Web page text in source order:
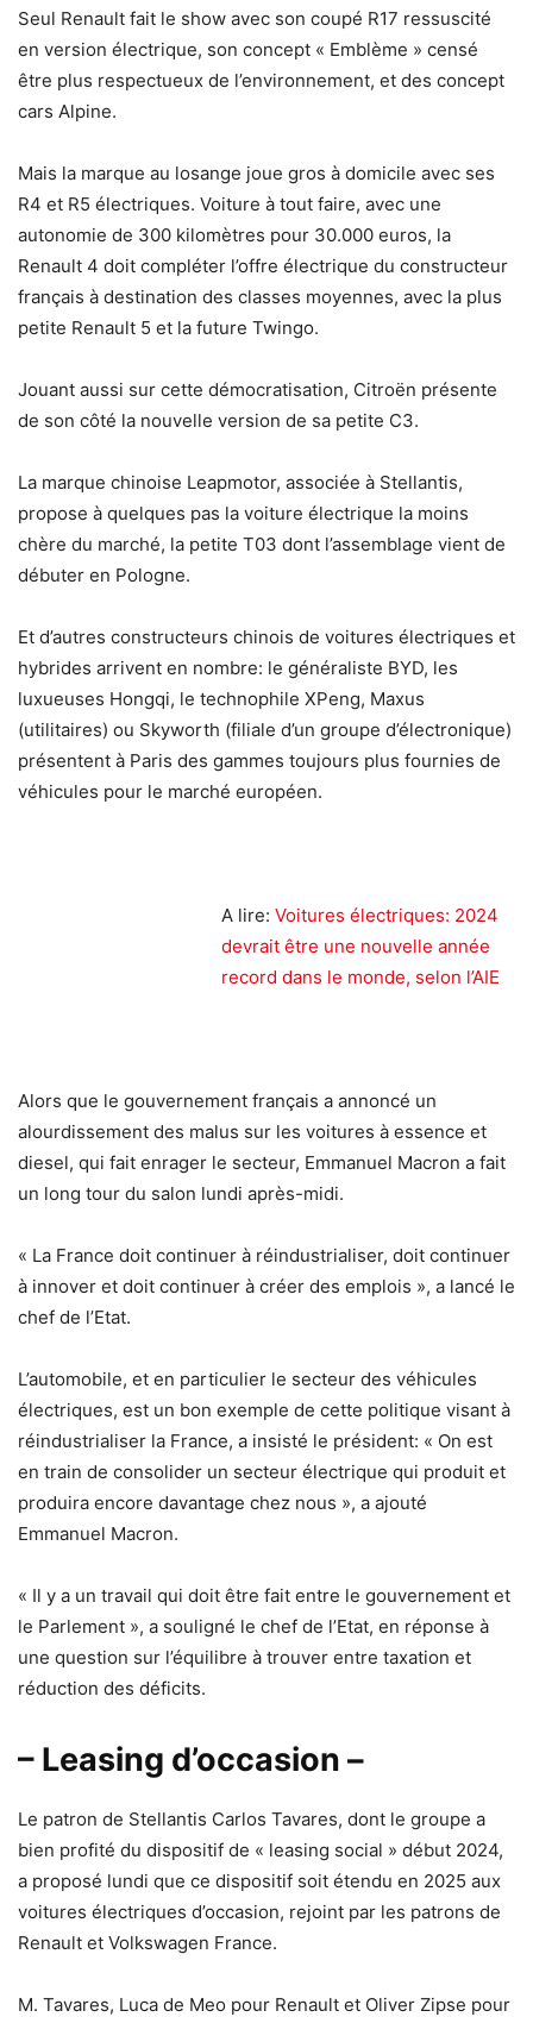
Seul Renault fait le show avec son coupé R17 ressuscité
en version électrique, son concept « Emblème » censé
être plus respectueux de l’environnement, et des concept
cars Alpine.
Mais la marque au losange joue gros à domicile avec ses
R4 et R5 électriques. Voiture à tout faire, avec une
autonomie de 300 kilomètres pour 30.000 euros, la
Renault 4 doit compléter l’offre électrique du constructeur
français à destination des classes moyennes, avec la plus
petite Renault 5 et la future Twingo.
Jouant aussi sur cette démocratisation, Citroën présente
de son côté la nouvelle version de sa petite C3.
La marque chinoise Leapmotor, associée à Stellantis,
propose à quelques pas la voiture électrique la moins
chère du marché, la petite T03 dont l’assemblage vient de
débuter en Pologne.
Et d’autres constructeurs chinois de voitures électriques et
hybrides arrivent en nombre: le généraliste BYD, les
luxueuses Hongqi, le technophile XPeng, Maxus
(utilitaires) ou Skyworth (filiale d’un groupe d’électronique)
présentent à Paris des gammes toujours plus fournies de
véhicules pour le marché européen.
A lire: Voitures électriques: 2024
devrait être une nouvelle année
record dans le monde, selon l’AIE
Alors que le gouvernement français a annoncé un
alourdissement des malus sur les voitures à essence et
diesel, qui fait enrager le secteur, Emmanuel Macron a fait
un long tour du salon lundi après-midi.
« La France doit continuer à réindustrialiser, doit continuer
à innover et doit continuer à créer des emplois », a lancé le
chef de l’Etat.
L’automobile, et en particulier le secteur des véhicules
électriques, est un bon exemple de cette politique visant à
réindustrialiser la France, a insisté le président: « On est
en train de consolider un secteur électrique qui produit et
produira encore davantage chez nous », a ajouté
Emmanuel Macron.
« Il y a un travail qui doit être fait entre le gouvernement et
le Parlement », a souligné le chef de l’Etat, en réponse à
une question sur l’équilibre à trouver entre taxation et
réduction des déficits.
– Leasing d’occasion –
Le patron de Stellantis Carlos Tavares, dont le groupe a
bien profité du dispositif de « leasing social » début 2024,
a proposé lundi que ce dispositif soit étendu en 2025 aux
voitures électriques d’occasion, rejoint par les patrons de
Renault et Volkswagen France.
M. Tavares, Luca de Meo pour Renault et Oliver Zipse pour